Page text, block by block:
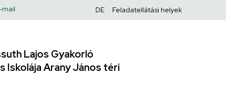
mail
Felső
DE Feladatellátási helyek
Lajos Gyakorló
Iskolája Arany János téri